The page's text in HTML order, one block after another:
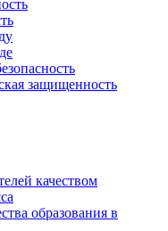
защищенность
качеством
образования в